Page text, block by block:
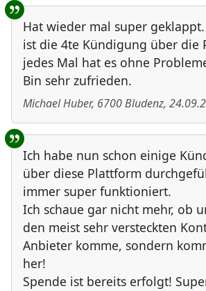
Hat wieder mal super
ist die 4te Kündigung über die
jedes Mal hat es ohne
Bin sehr zufrieden.
Michael Huber, 6700Bludenz,
Ich habe nun schon einige
über diese Plattform
immer super funktioniert.
Ich schaue gar nicht mehr, ob
den meist sehr versteckten
Anbieter komme, sondern
her!
Spende ist bereits erfolgt!